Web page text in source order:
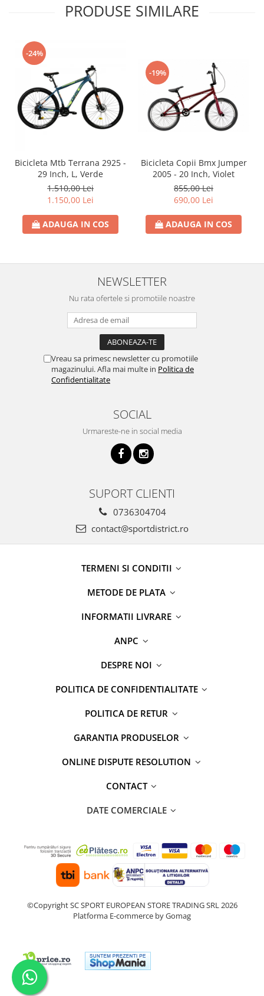
PRODUSE SIMILARE
-24%
Bicicleta Mtb Terrana 2925 -
29 Inch, L, Verde
1.510,00 Lei
1.150,00 Lei
ADAUGA IN COS
-19%
Bicicleta Copii Bmx Jumper
2005 - 20 Inch, Violet
855,00 Lei
690,00 Lei
ADAUGA IN COS
NEWSLETTER
Nu rata ofertele si promotiile noastre
Vreau sa primesc newsletter cu promotiile
magazinului. Afla mai multe in Politica de
Confidentialitate
SOCIAL
Urmareste-ne in social media
SUPORT CLIENTI
0736304704
contact@sportdistrict.ro
TERMENI SI CONDITII
METODE DE PLATA
INFORMATII LIVRARE
ANPC
DESPRE NOI
POLITICA DE CONFIDENTIALITATE
POLITICA DE RETUR
GARANTIA PRODUSELOR
ONLINE DISPUTE RESOLUTION
CONTACT
DATE COMERCIALE
©Copyright SC SPORT EUROPEAN STORE TRADING SRL 2026
Platforma E-commerce by Gomag